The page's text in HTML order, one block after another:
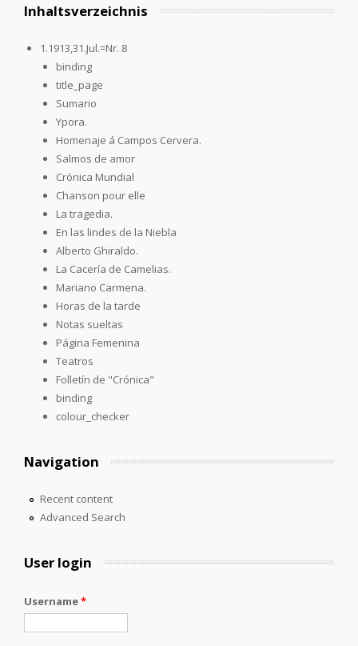
Inhaltsverzeichnis
1.1913,31.Jul.=Nr. 8
binding
title_page
Sumario
Ypora.
Homenaje á Campos Cervera.
Salmos de amor
Crónica Mundial
Chanson pour elle
La tragedia.
En las lindes de la Niebla
Alberto Ghiraldo.
La Cacería de Camelias.
Mariano Carmena.
Horas de la tarde
Notas sueltas
Página Femenina
Teatros
Folletín de "Crónica"
binding
colour_checker
Navigation
Recent content
Advanced Search
User login
Username*